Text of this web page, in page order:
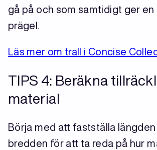
gå på och som samtidigt ger en
prägel.
Läs mer om trall i Concise
TIPS 4: Beräkna
material
Börja med att fastställa
bredden för att ta reda på hur